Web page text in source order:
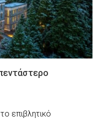
επιβλητικό